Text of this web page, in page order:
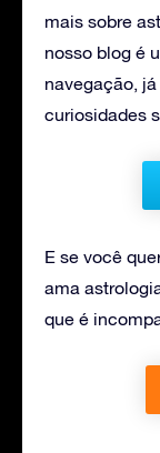
mais sobre
nosso blog é
navegação,
curiosidades
E se você
ama
que é